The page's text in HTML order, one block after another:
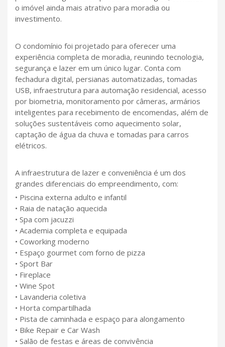
o imóvel ainda mais atrativo para moradia ou
investimento.
O condomínio foi projetado para oferecer uma
experiência completa de moradia, reunindo tecnologia,
segurança e lazer em um único lugar. Conta com
fechadura digital, persianas automatizadas, tomadas
USB, infraestrutura para automação residencial, acesso
por biometria, monitoramento por câmeras, armários
inteligentes para recebimento de encomendas, além de
soluções sustentáveis como aquecimento solar,
captação de água da chuva e tomadas para carros
elétricos.
A infraestrutura de lazer e conveniência é um dos
grandes diferenciais do empreendimento, com:
• Piscina externa adulto e infantil
• Raia de natação aquecida
• Spa com jacuzzi
• Academia completa e equipada
• Coworking moderno
• Espaço gourmet com forno de pizza
• Sport Bar
• Fireplace
• Wine Spot
• Lavanderia coletiva
• Horta compartilhada
• Pista de caminhada e espaço para alongamento
• Bike Repair e Car Wash
• Salão de festas e áreas de convivência